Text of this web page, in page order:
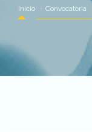
Inicio Convocatoria